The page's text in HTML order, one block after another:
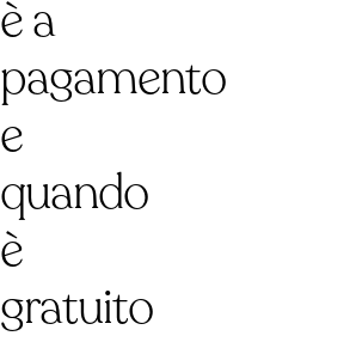
è a
pagamento
e
quando
è
gratuito